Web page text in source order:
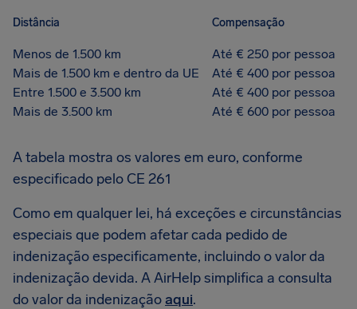
Distância Compensação
Menos de 1.500 km
Até € 250 por pessoa
Mais de 1.500 km e dentro da UE
Até € 400 por pessoa
Entre 1.500 e 3.500 km
Até € 400 por pessoa
Mais de 3.500 km
Até € 600 por pessoa
A tabela mostra os valores em euro, conforme
especificado pelo CE 261
Como em qualquer lei, há exceções e circunstâncias
especiais que podem afetar cada pedido de
indenização especificamente, incluindo o valor da
indenização devida. A AirHelp simplifica a consulta
do valor da indenizaçãoaqui.